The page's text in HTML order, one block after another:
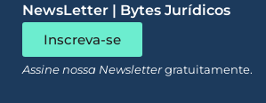
NewsLetter | Bytes Jurídicos
Inscreva-se
Assine nossa Newslettergratuitamente.